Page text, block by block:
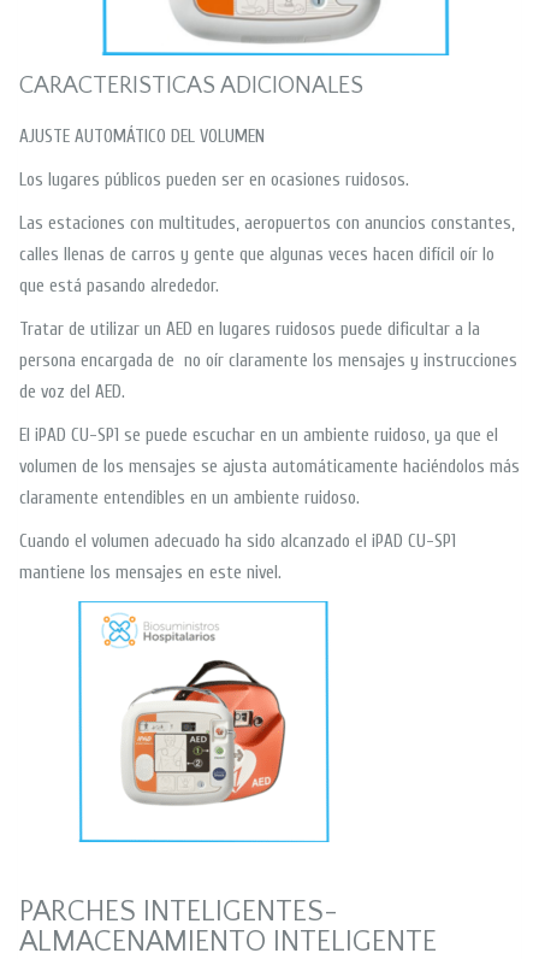
CARACTERISTICAS ADICIONALES
AJUSTE AUTOMÁTICO DEL VOLUMEN
Los lugares públicos pueden ser en ocasiones ruidosos.
Las estaciones con multitudes, aeropuertos con anuncios constantes,
calles llenas de carros y gente que algunas veces hacen difícil oír lo
que está pasando alrededor.
Tratar de utilizar un AED en lugares ruidosos puede dificultar a la
persona encargada de no oír claramente los mensajes y instrucciones
de voz del AED.
El iPAD CU-SP1 se puede escuchar en un ambiente ruidoso, ya que el
volumen de los mensajes se ajusta automáticamente haciéndolos más
claramente entendibles en un ambiente ruidoso.
Cuando el volumen adecuado ha sido alcanzado el iPAD CU-SP1
mantiene los mensajes en este nivel.
PARCHES INTELIGENTES-
ALMACENAMIENTO INTELIGENTE